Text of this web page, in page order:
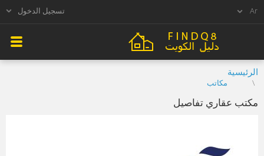
تسجيل الدخول
الرئيسية
مكاتب
مكتب عقاري تفاصيل